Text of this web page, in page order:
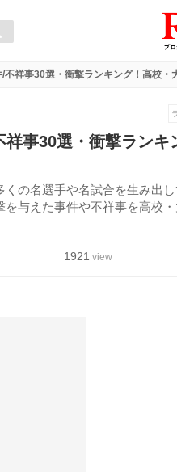
不祥事30選・衝撃ランキング！高校・
祥事30選・衝撃ラン
の名選手や名試合を生み出
与えた事件や不祥事を高校
1921 view